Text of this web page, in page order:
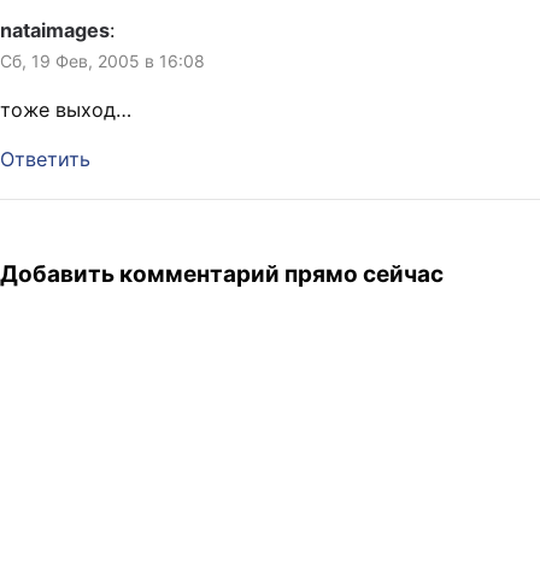
nataimages:
Сб, 19 Фев, 2005 в 16:08
тоже выход…
Ответить
Добавить комментарий прямо сейчас